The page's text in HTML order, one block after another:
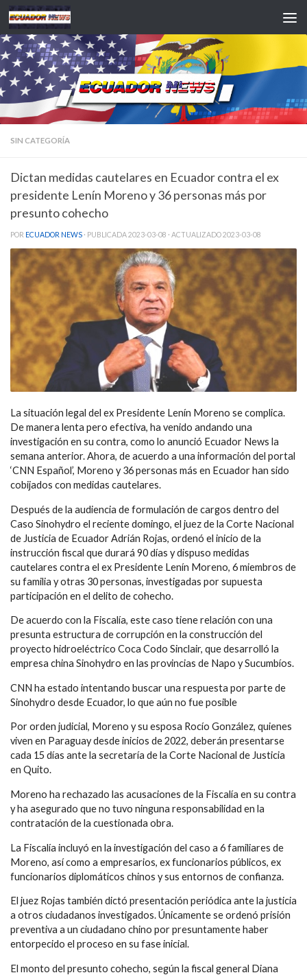
Saltar al contenido
SIN CATEGORÍA
Dictan medidas cautelares en Ecuador contra el ex
presidente Lenín Moreno y 36 personas más por
presunto cohecho
POR ECUADOR NEWS · PUBLICADA2023-03-08 · ACTUALIZADO2023-03-08
La situación legal del ex Presidente Lenín Moreno se complica.
De manera lenta pero efectiva, ha venido andando una
investigación en su contra, como lo anunció Ecuador News la
semana anterior. Ahora, de acuerdo a una información del portal
‘CNN Español’, Moreno y 36 personas más en Ecuador han sido
cobijados con medidas cautelares.
Después de la audiencia de formulación de cargos dentro del
Caso Sinohydro el reciente domingo, el juez de la Corte Nacional
de Justicia de Ecuador Adrián Rojas, ordenó el inicio de la
instrucción fiscal que durará 90 días y dispuso medidas
cautelares contra el ex Presidente Lenín Moreno, 6 miembros de
su familia y otras 30 personas, investigadas por supuesta
participación en el delito de cohecho.
De acuerdo con la Fiscalía, este caso tiene relación con una
presunta estructura de corrupción en la construcción del
proyecto hidroeléctrico Coca Codo Sinclair, que desarrolló la
empresa china Sinohydro en las provincias de Napo y Sucumbíos.
CNN ha estado intentando buscar una respuesta por parte de
Sinohydro desde Ecuador, lo que aún no fue posible
Por orden judicial, Moreno y su esposa Rocío González, quienes
viven en Paraguay desde inicios de 2022, deberán presentarse
cada 15 días ante la secretaría de la Corte Nacional de Justicia
en Quito.
Moreno ha rechazado las acusaciones de la Fiscalía en su contra
y ha asegurado que no tuvo ninguna responsabilidad en la
contratación de la cuestionada obra.
La Fiscalía incluyó en la investigación del caso a 6 familiares de
Moreno, así como a empresarios, ex funcionarios públicos, ex
funcionarios diplomáticos chinos y sus entornos de confianza.
El juez Rojas también dictó presentación periódica ante la justicia
a otros ciudadanos investigados. Únicamente se ordenó prisión
preventiva a un ciudadano chino por presuntamente haber
entorpecido el proceso en su fase inicial.
El monto del presunto cohecho, según la fiscal general Diana